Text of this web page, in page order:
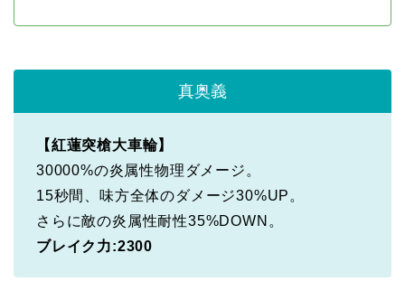
真奥義
【紅蓮突槍大車輪】
30000%の炎属性物理ダメージ。
15秒間、味方全体のダメージ30%UP。
さらに敵の炎属性耐性35%DOWN。
ブレイク力:2300